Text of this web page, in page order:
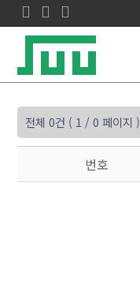
전체 0건 ( 1 / 0 페이지 )
번호